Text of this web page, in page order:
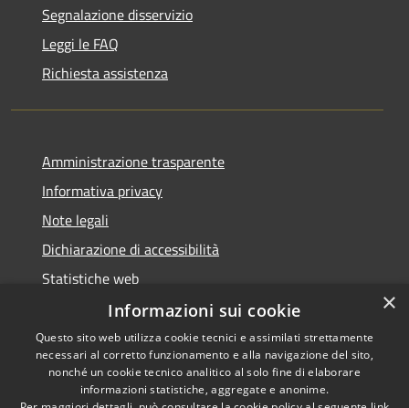
Segnalazione disservizio
Leggi le FAQ
Richiesta assistenza
Amministrazione trasparente
Informativa privacy
Note legali
Dichiarazione di accessibilità
Statistiche web
Accessibilità
Copyright © 2026 • Comune di
Buccinasco • Powered by
×
Informazioni sui cookie
Questo sito web utilizza cookie tecnici e assimilati strettamente
necessari al corretto funzionamento e alla navigazione del sito,
nonché un cookie tecnico analitico al solo fine di elaborare
informazioni statistiche, aggregate e anonime.